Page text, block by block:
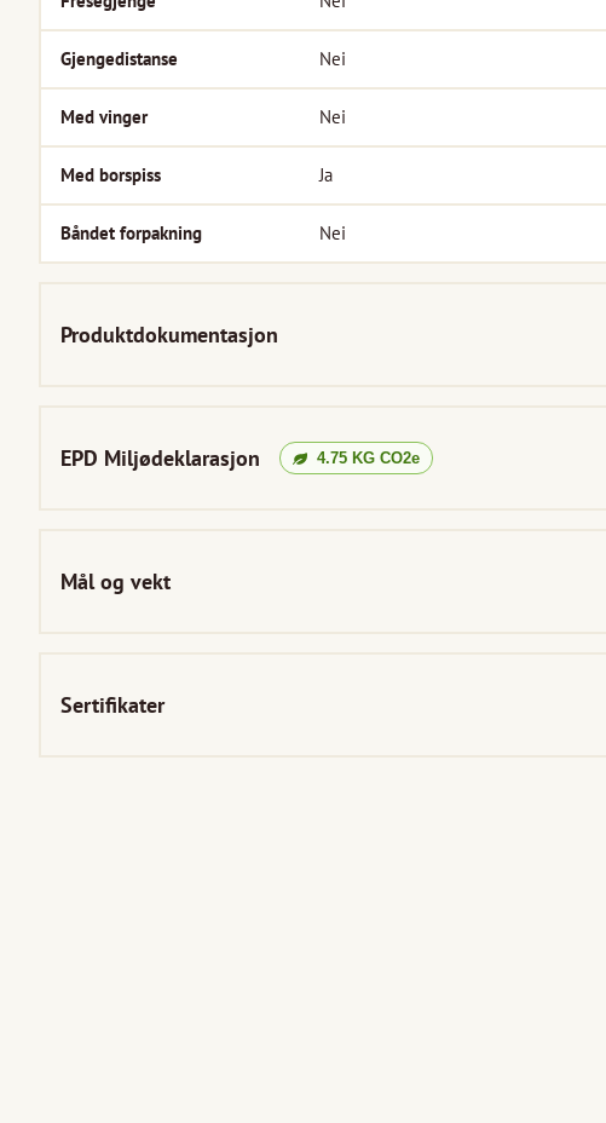
Gjengedistanse Nei
Med vinger Nei
Med borspiss Ja
Båndet forpakning Nei
Produktdokumentasjon
EPD Miljødeklarasjon 4.75 KG CO2e
Mål og vekt
Sertifikater